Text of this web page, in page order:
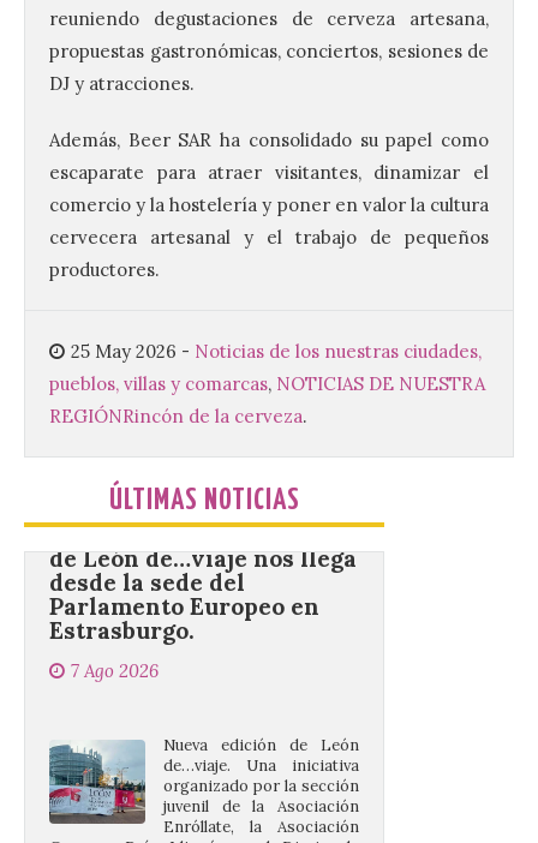
reuniendo degustaciones de cerveza artesana,
propuestas gastronómicas, conciertos, sesiones de
DJ y atracciones.
Además, Beer SAR ha consolidado su papel como
escaparate para atraer visitantes, dinamizar el
comercio y la hostelería y poner en valor la cultura
cervecera artesanal y el trabajo de pequeños
productores.
25 May 2026 - Noticias de los nuestras ciudades,
pueblos, villas y comarcas, NOTICIAS DE NUESTRA
REGIÓNRincón de la cerveza.
ÚLTIMAS NOTICIAS
Vuelve la tradicional Feria
de Dulces del Convento a
Gradefes
7 Ago 2026
Tendrá lugar el 9 de
agosto en los aledaños del
monasterio cisterciense
cultura y un ambiente único. El
Ayuntamiento de Gradefes, intentando
[…]
La decimoctava fotografía
de León de…viaje nos llega
desde la sede del
Parlamento Europeo en
Estrasburgo.
7 Ago 2026
organizado por la sección
juvenil de la Asociación
Enróllate, la Asociación
Conceyu País Llionés y el Diario de
Turismo, Ocio e Información para
jóvenes “Enredando.info”. . La